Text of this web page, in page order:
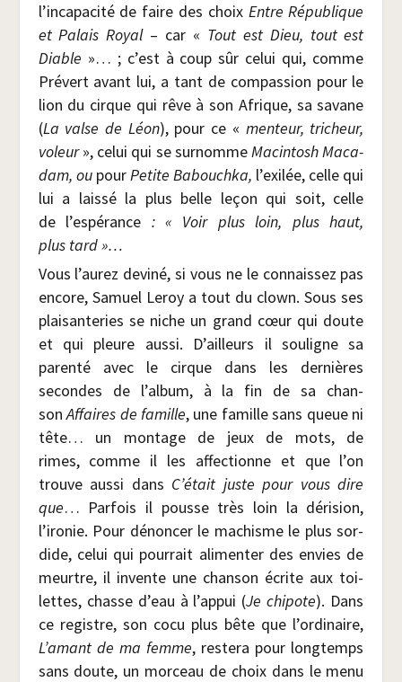
l’incapacité de faire des choixEntre Répu­blique
et Palais Royal– car « Tout est Dieu, tout est
Diable »… ; c’est à coup sûr celui qui, comme
Pré­vert avant lui, a tant de com­pas­sion pour le
lion du cirque qui rêve à son Afrique, sa savane
(La valse de Léon), pour ce « men­teur, tri­cheur,
voleur», celui qui se sur­nommeMacin­tosh Maca­
dam, ou pourPetite Babou­ch­ka, l’exilée, celle qui
lui a lais­sé la plus belle leçon qui soit, celle
de l’espérance : « Voir plus loin, plus haut,
plus tard »…
Vous l’aurez devi­né, si vous ne le connais­sez pas
encore, Samuel Leroy a tout du clown. Sous ses
plai­san­te­ries se niche un grand cœur qui doute
et qui pleure aus­si. D’ailleurs il sou­ligne sa
paren­té avec le cirque dans les der­nières
secondes de l’album, à la fin de sa chan­
sonAffaires de famille, une famille sans queue ni
tête… un mon­tage de jeux de mots, de
rimes, comme il les affec­tionne et que l’on
trouve aus­si dans C’était juste pour vous dire
que… Par­fois il pousse très loin la déri­sion,
l’ironie. Pour dénon­cer le machisme le plus sor­
dide, celui qui pour­rait ali­men­ter des envies de
meurtre, il invente une chan­son écrite aux toi­
lettes, chasse d’eau à l’appui (Je chi­pote). Dans
ce registre, son cocu plus bête que l’ordinaire,
L’amant de ma femme, res­te­ra pour long­temps
sans doute, un mor­ceau de choix dans le menu